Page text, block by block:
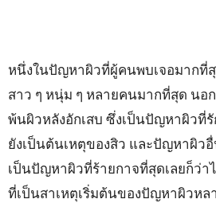
หนึ่งในปัญหาผิวที่ผู้คนพบเจอมากที่
สาว ๆ หนุ่ม ๆ หลายคนมากที่สุด นอ
พ้นผิวหลังอักเสบ ซึ่งเป็นปัญหาผิวที่
ยังเป็นต้นเหตุของสิว และปัญหาผิวอื่
เป็นปัญหาผิวที่ร้ายกาจที่สุดเลยก็ว่า
ที่เป็นสาเหตุเริ่มต้นของปัญหาผิวหล